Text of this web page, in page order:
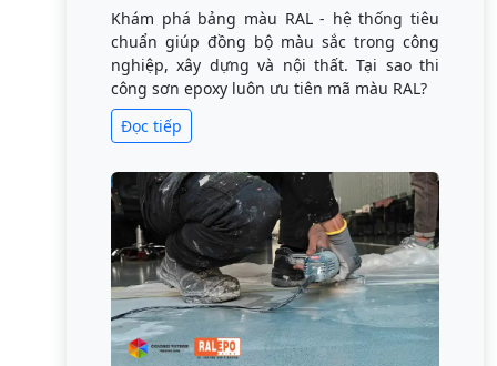
Khám phá bảng màu RAL - hệ thống tiêu
chuẩn giúp đồng bộ màu sắc trong công
nghiệp, xây dựng và nội thất. Tại sao thi
công sơn epoxy luôn ưu tiên mã màu RAL?
Đọc tiếp